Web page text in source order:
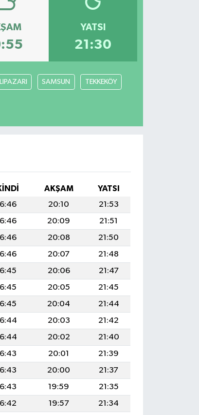
YATSI
21:30
SAMSUN TEKKEKÖY
AKŞAM
YATSI
20:10
21:53
20:09
21:51
20:08
21:50
20:07
21:48
20:06
21:47
20:05
21:45
20:04
21:44
20:03
21:42
20:02
21:40
20:01
21:39
20:00
21:37
19:59
21:35
19:57
21:34